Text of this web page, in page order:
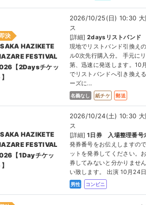
決
HAZIKETE
FESTIVAL
【2Daysチケッ
2026/10/25(日) 10:30 大
ス
[詳細]2daysリストバンド
現地でリストバンド引換え
ル0次先行購入分。 手元に
第、迅速に発送します。10
でリストバンドへ引き換え
ーズに...
名義なし 紙チケ 郵送
HAZIKETE
FESTIVAL
【1Dayチケッ
2026/10/24(土) 10:30 大
ス
[詳細]1日券 入場整理番号
発券番号をお伝えしますの
ットを発券してください。
券してみないと分かりませ
い致します。 出演 10月24
男性 コンビニ